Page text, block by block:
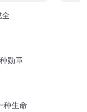
全
勋章
种生命